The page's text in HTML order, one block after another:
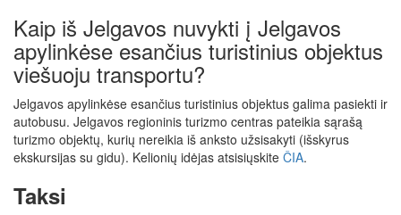
Kaip iš Jelgavos nuvykti į Jelgavos
apylinkėse esančius turistinius objektus
viešuoju transportu?
Jelgavos apylinkėse esančius turistinius objektus galima pasiekti ir
autobusu. Jelgavos regioninis turizmo centras pateikia sąrašą
turizmo objektų, kurių nereikia iš anksto užsisakyti (išskyrus
ekskursijas su gidu). Kelionių idėjas atsisiųskite ČIA.
Taksi